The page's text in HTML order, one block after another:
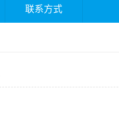
联系方式